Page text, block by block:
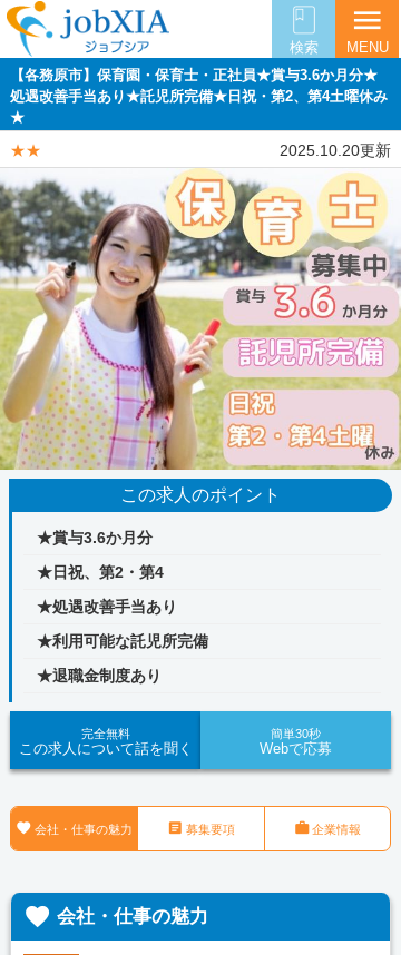
検索
menu
MENU
【各務原市】保育園・保育士・正社員★賞与3.6か月分★
処遇改善手当あり★託児所完備★日祝・第2、第4土曜休み
★
★★ 2025.10.20更新
この求人のポイント
★賞与3.6か月分
★日祝、第2・第4
★処遇改善手当あり
★利用可能な託児所完備
★退職金制度あり
完全無料
この求人について話を聞く
簡単30秒
Webで応募
 会社・仕事の魅力  募集要項 企業情報
 会社・仕事の魅力